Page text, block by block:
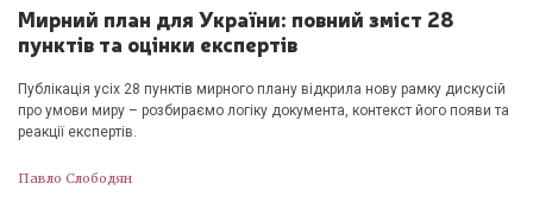
Мирний план для України: повний зміст 28
пунктів та оцінки експертів
Публікація усіх 28 пунктів мирного плану відкрила нову рамку дискусій
про умови миру – розбираємо логіку документа, контекст його появи та
реакції експертів.
Павло Слободян